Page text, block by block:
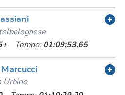
Tempo: 01:09:53.65
Urbino